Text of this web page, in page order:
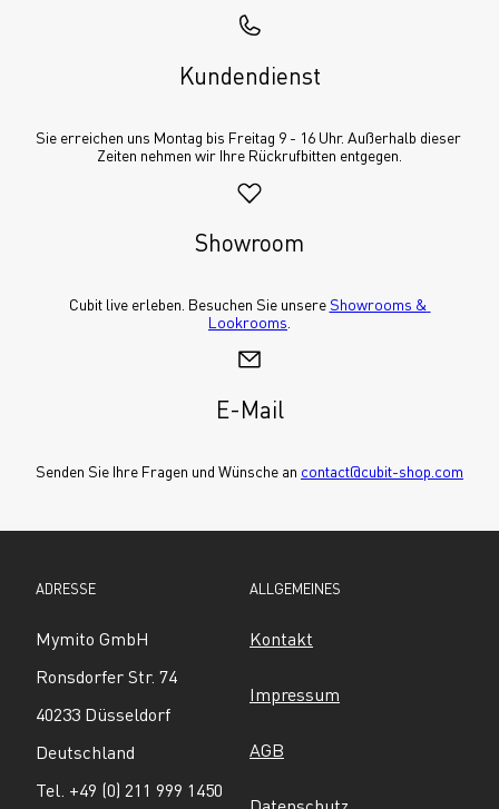
Kundendienst
Sie erreichen uns Montag bis Freitag 9 - 16 Uhr. Außerhalb dieser
Zeiten nehmen wir Ihre Rückrufbitten entgegen.
Showroom
Cubit live erleben. Besuchen Sie unsere Showrooms &
Lookrooms
E-Mail
Senden Sie Ihre Fragen und Wünsche an contact@cubit-shop.com
ADRESSE
Mymito GmbH
Ronsdorfer Str. 74
40233 Düsseldorf
Deutschland
Tel. +49 (0) 211 999 1450
ALLGEMEINES
Kontakt
Impressum
AGB